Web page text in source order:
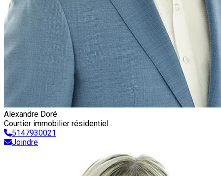
Alexandre Doré
Courtier immobilier résidentiel
5147930021
Joindre